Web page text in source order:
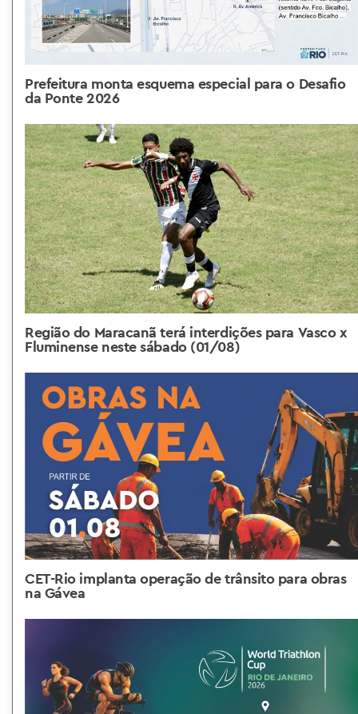
Prefeitura monta esquema especial para o Desafio
da Ponte 2026
Região do Maracanã terá interdições para Vasco x
Fluminense neste sábado (01/08)
CET-Rio implanta operação de trânsito para obras
na Gávea